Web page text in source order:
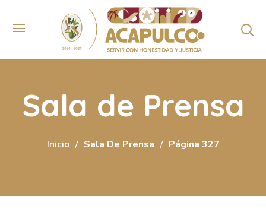
Sala de Prensa
Inicio Sala De Prensa Página 327